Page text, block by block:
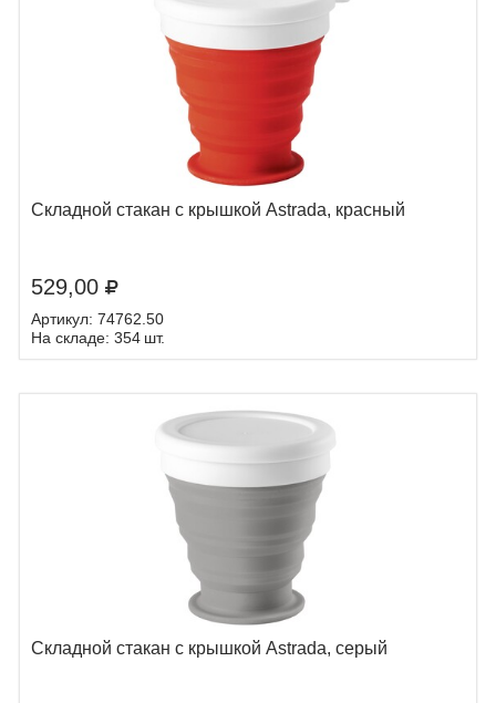
Складной стакан с крышкой Astrada, красный
529,00
Артикул: 74762.50
На складе: 354 шт.
Складной стакан с крышкой Astrada, серый